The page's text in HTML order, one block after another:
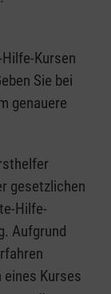
Kursen
Sie bei
genauere
gesetzlichen
Hilfe-
Aufgrund
Kurses